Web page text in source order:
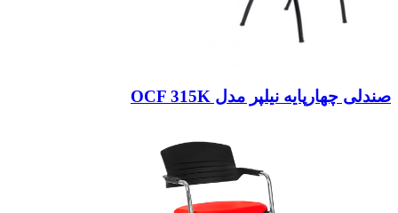
صندلی چهارپایه نیلپر مدل OCF 315K